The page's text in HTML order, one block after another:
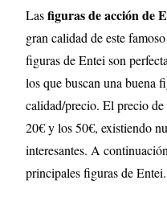
Lasfiguras de acción de
gran calidad de este
figuras de Entei son
los que buscan una buena
calidad/precio. El precio
20€ y los 50€, existiendo
interesantes. A
principales figuras de Entei.